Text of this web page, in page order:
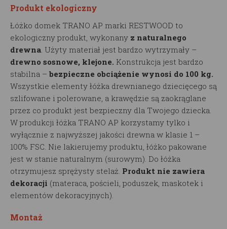
Produkt ekologiczny
Łóżko domek TRANO AP marki RESTWOOD to
ekologiczny produkt, wykonany z naturalnego
drewna. Użyty materiał jest bardzo wytrzymały –
drewno sosnowe, klejone. Konstrukcja jest bardzo
stabilna – bezpieczne obciążenie wynosi do 100 kg.
Wszystkie elementy łóżka drewnianego dziecięcego są
szlifowane i polerowane, a krawędzie są zaokrąglane
przez co produkt jest bezpieczny dla Twojego dziecka.
W produkcji łóżka TRANO AP korzystamy tylko i
wyłącznie z najwyższej jakości drewna w klasie 1 –
100% FSC. Nie lakierujemy produktu, łóżko pakowane
jest w stanie naturalnym (surowym). Do łóżka
otrzymujesz sprężysty stelaż. Produkt nie zawiera
dekoracji (materaca, pościeli, poduszek, maskotek i
elementów dekoracyjnych).
Montaż